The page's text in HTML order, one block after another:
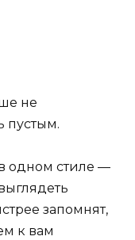
не
пустым.
одном стиле —
запомнят,
к вам